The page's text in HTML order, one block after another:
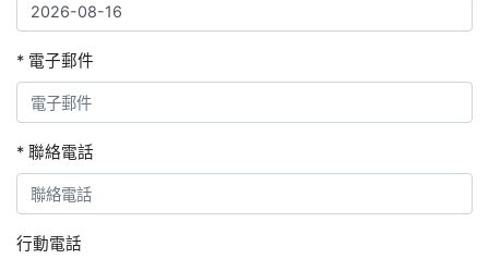
* 電子郵件
* 聯絡電話
行動電話